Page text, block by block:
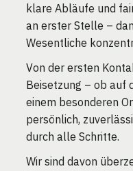
klare Abläufe und
an erster Stelle –
Wesentliche
Von der ersten
Beisetzung – ob auf
einem besonderen
persönlich,
durch alle Schritte.
Wir sind davon